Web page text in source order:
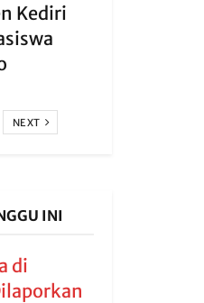
Kediri
NEXT
INI
di